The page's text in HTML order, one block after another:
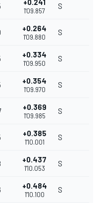
+0.241
1'09.857
S
+0.264
1'09.880
S
+0.334
1'09.950
S
+0.354
1'09.970
S
+0.369
1'09.985
S
+0.385
1'10.001
S
+0.437
1'10.053
S
+0.484
1'10.100
S